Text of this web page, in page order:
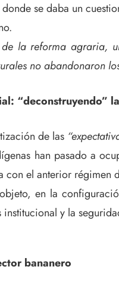
se daba un
de la reforma agraria,
no abandonaron
“deconstruyendo”
de las
han pasado a
el anterior régimen
en la
y la
bananero